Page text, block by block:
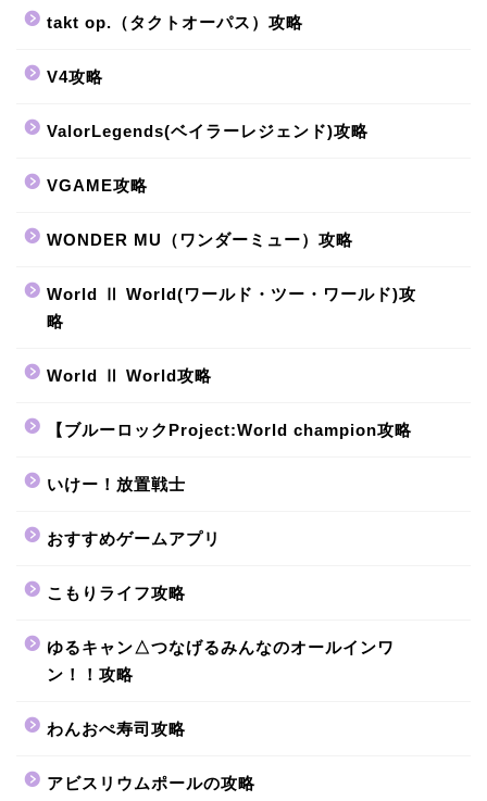
takt op.（タクトオーパス）攻略
V4攻略
ValorLegends(ベイラーレジェンド)攻略
VGAME攻略
WONDER MU（ワンダーミュー）攻略
World Ⅱ World(ワールド・ツー・ワールド)攻
略
World Ⅱ World攻略
【ブルーロックProject:World champion攻略
いけー！放置戦士
おすすめゲームアプリ
こもりライフ攻略
ゆるキャン△つなげるみんなのオールインワ
ン！！攻略
わんおぺ寿司攻略
アビスリウムポールの攻略